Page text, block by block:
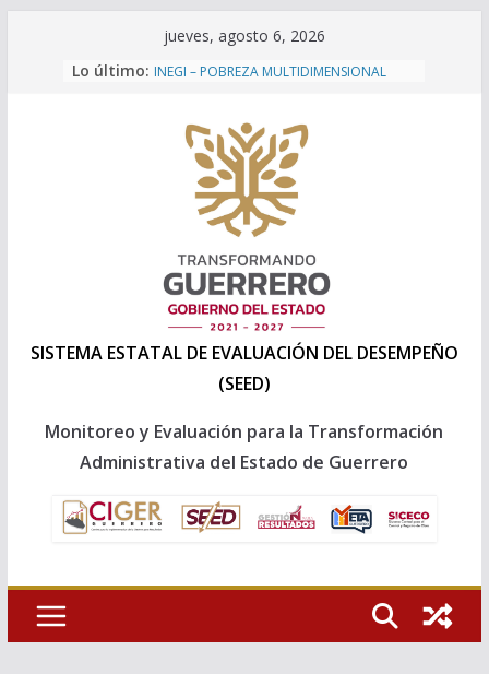
jueves, agosto 6, 2026
Lo último: INEGI – POBREZA MULTIDIMENSIONAL
Formatos Presupuesto 2027
Formatos Presupuesto 2026
Capacitación a personal 2025 de la
Direccion General de Evaluación de la
SEPLADER
SISTEMA ESTATAL DE EVALUACIÓN DEL DESEMPEÑO
(SEED)
Monitoreo y Evaluación para la Transformación
Administrativa del Estado de Guerrero